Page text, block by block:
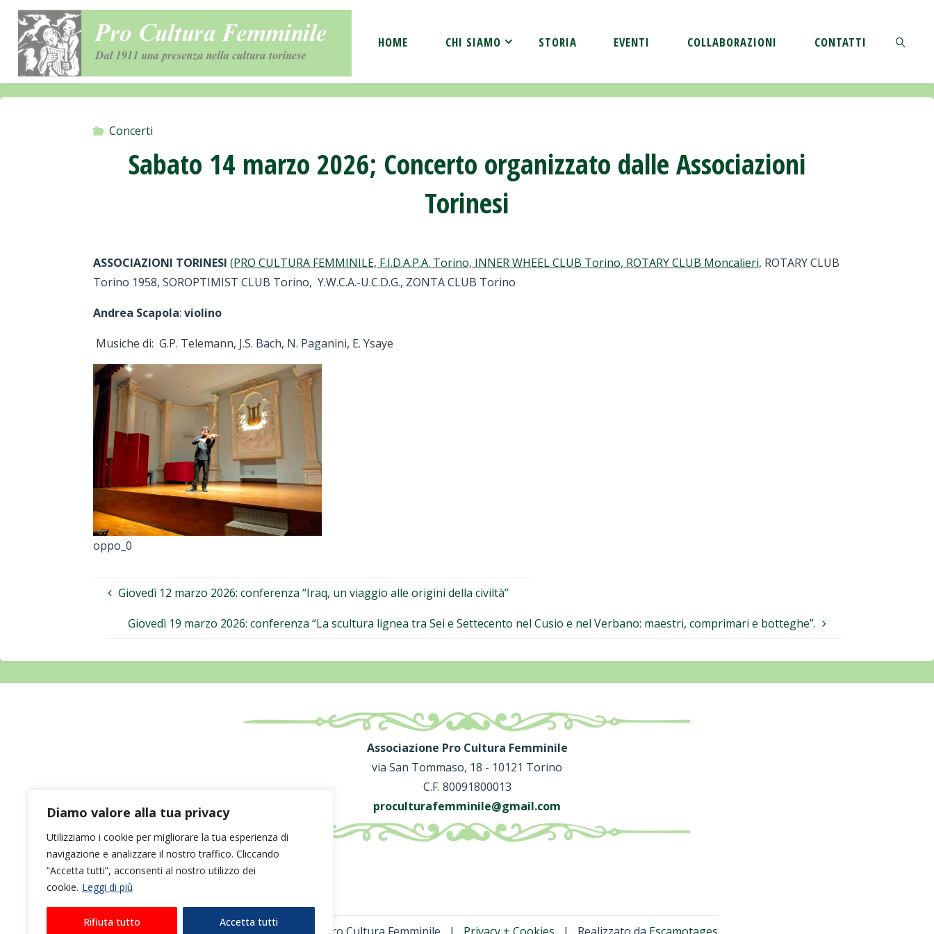
Diamo valore alla tua privacy
Utilizziamo i cookie per migliorare la tua esperienza di
navigazione e analizzare il nostro traffico. Cliccando
“Accetta tutti”, acconsenti al nostro utilizzo dei
cookie. Leggi di più
Rifiuta tutto Accetta tutti
Salta
contenuto
HOME CHI SIAMO STORIA EVENTI COLLABORAZIONI CONTATTI
Concerti
Sabato 14 marzo 2026; Concerto organizzato dalle Associazioni
Torinesi
ASSOCIAZIONI TORINESI (PRO CULTURA FEMMINILE, F.I.D.A.P.A. Torino, INNER WHEEL CLUB Torino, ROTARY CLUB Moncalieri, ROTARY CLUB
Torino 1958, SOROPTIMIST CLUB Torino, Y.W.C.A.-U.C.D.G., ZONTA CLUB Torino
Andrea Scapola:violino
Musiche di: G.P. Telemann, J.S. Bach, N. Paganini, E. Ysaye
oppo_0
Giovedì 12 marzo 2026: conferenza “Iraq, un viaggio alle origini della civiltà”
Giovedì 19 marzo 2026: conferenza “La scultura lignea tra Sei e Settecento nel Cusio e nel Verbano: maestri, comprimari e botteghe”.
Associazione Pro Cultura Femminile
via San Tommaso, 18 - 10121 Torino
C.F. 80091800013
proculturafemminile@gmail.com